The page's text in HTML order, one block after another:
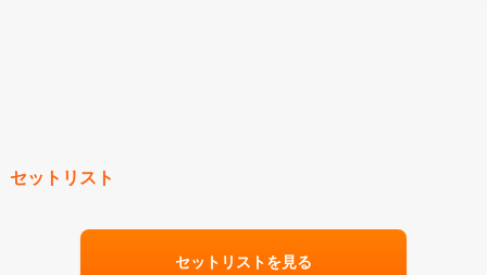
セットリスト
セットリストを見る